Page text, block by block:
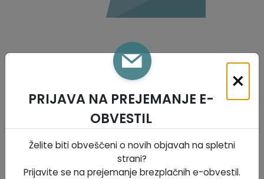
Varstvo osebnih podatkov
GLASNIK Občine Divača
Lokalne volitve
×
PRIJAVA NA PREJEMANJE E-
OBVESTIL
Želite biti obveščeni o novih objavah na spletni
strani?
Prijavite se na prejemanje brezplačnih e-obvestil.